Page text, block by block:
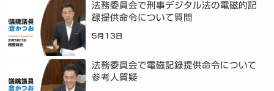
法務委員会で刑事デジタル法の電磁的記
録提供命令について質問
5月13日
法務委員会で電磁記録提供命令について
参考人質疑